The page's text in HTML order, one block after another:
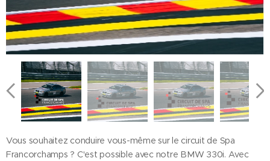
Vous souhaitez conduire vous-même sur le circuit de Spa
Francorchamps ? C'est possible avec notre BMW 330i. Avec